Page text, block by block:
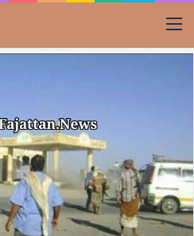
القائمة